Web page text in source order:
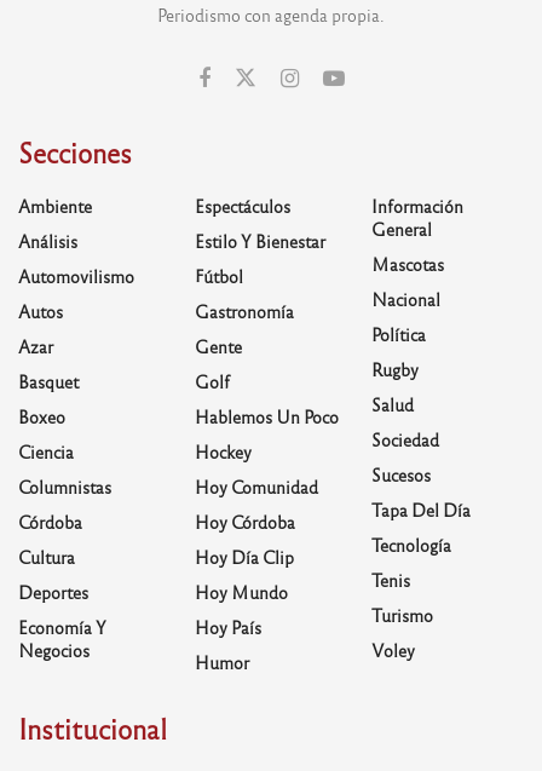
Periodismo con agenda propia.
Secciones
Ambiente
Análisis
Automovilismo
Autos
Azar
Basquet
Boxeo
Ciencia
Columnistas
Córdoba
Cultura
Deportes
Economía Y
Negocios
Espectáculos
Estilo Y Bienestar
Fútbol
Gastronomía
Gente
Golf
Hablemos Un Poco
Hockey
Hoy Comunidad
Hoy Córdoba
Hoy Día Clip
Hoy Mundo
Hoy País
Humor
Información
General
Mascotas
Nacional
Política
Rugby
Salud
Sociedad
Sucesos
Tapa Del Día
Tecnología
Tenis
Turismo
Voley
Institucional